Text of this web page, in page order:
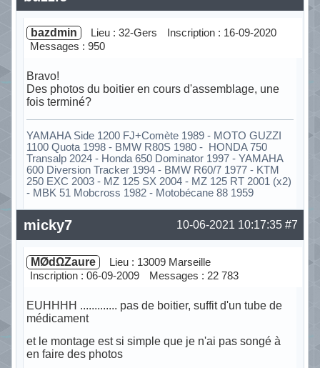
bazdmin Lieu : 32-Gers
Inscription : 16-09-2020
Messages : 950
Bravo!
Des photos du boitier en cours d'assemblage, une
fois terminé?
YAMAHA Side 1200 FJ+Comète 1989 - MOTO GUZZI
1100 Quota 1998 - BMW R80S 1980 - HONDA 750
Transalp 2024 - Honda 650 Dominator 1997 - YAMAHA
600 Diversion Tracker 1994 - BMW R60/7 1977 - KTM
250 EXC 2003 - MZ 125 SX 2004 - MZ 125 RT 2001 (x2)
- MBK 51 Mobcross 1982 - Motobécane 88 1959
Hors ligne #7
10-06-2021 10:17:35
micky7
MØdΩZaure
Lieu : 13009 Marseille
Inscription : 06-09-2009
Messages : 22 783
EUHHHH ............. pas de boitier, suffit d'un tube de
médicament
et le montage est si simple que je n'ai pas songé à
en faire des photos